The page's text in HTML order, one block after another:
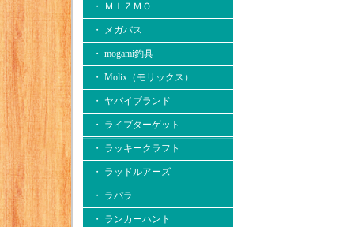
・ ＭＩＺＭＯ
・ メガバス
・ mogami釣具
・ Molix（モリックス）
・ ヤバイブランド
・ ライブターゲット
・ ラッキークラフト
・ ラッドルアーズ
・ ラパラ
・ ランカーハント